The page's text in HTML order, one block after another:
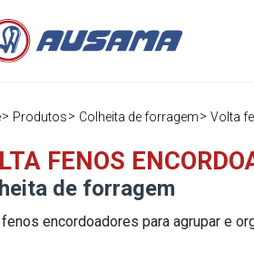
Produtos Colheita de forragem Volta
FENOS
de forragem
encordoadores para agrupar e